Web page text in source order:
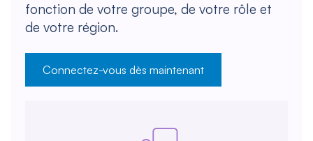
fonction de votre groupe, de votre rôle et
de votre région.
Connectez-vous dès maintenant